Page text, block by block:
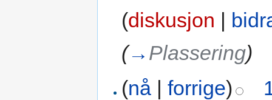
(diskusjon
(→ Plassering)
(nå |forrige)